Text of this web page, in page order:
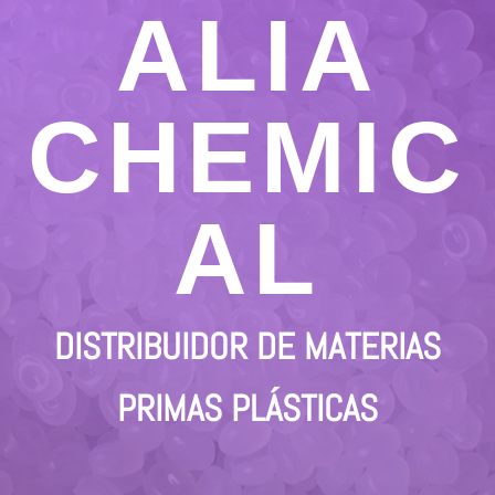
ALIA
CHEMIC
AL
DISTRIBUIDOR DE MATERIAS
PRIMAS PLÁSTICAS